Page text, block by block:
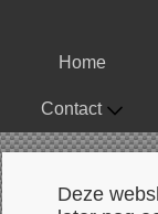
Home
Contact
Deze